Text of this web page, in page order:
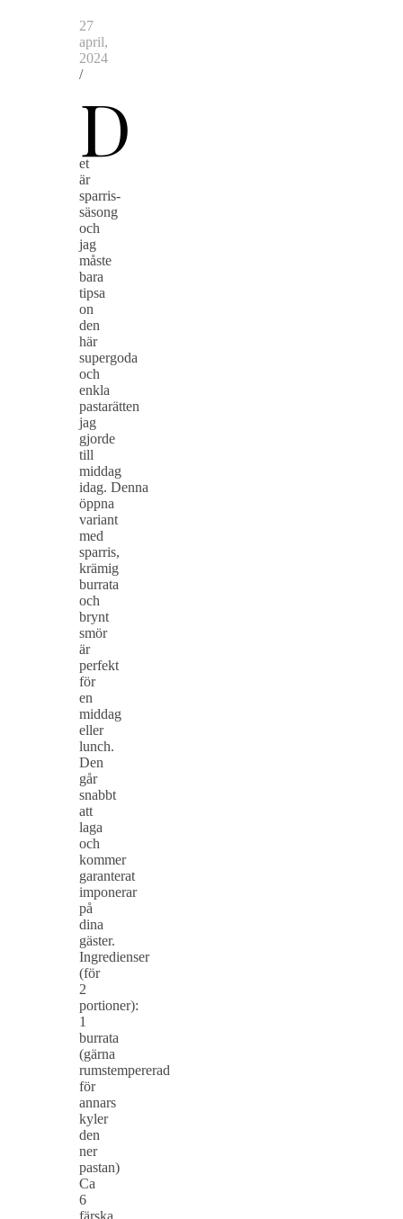
27
april,
2024
/
D
et
är
sparris-
säsong
och
jag
måste
bara
tipsa
on
den
här
supergoda
och
enkla
pastarätten
jag
gjorde
till
middag
idag. Denna
öppna
variant
med
sparris,
krämig
burrata
och
brynt
smör
är
perfekt
för
en
middag
eller
lunch.
Den
går
snabbt
att
laga
och
kommer
garanterat
imponerar
på
dina
gäster.
Ingredienser
(för
2
portioner):
1
burrata
(gärna
rumstempererad
för
annars
kyler
den
ner
pastan)
Ca
6
färska